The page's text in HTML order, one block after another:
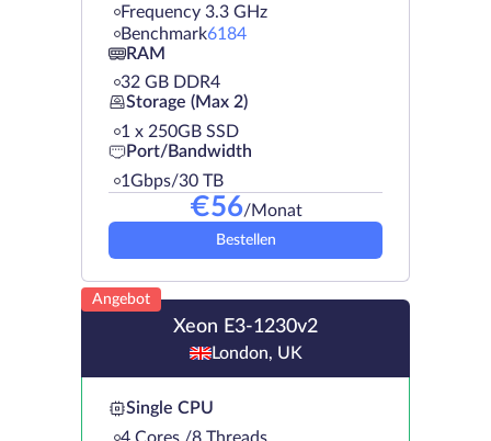
Frequency 3.3 GHz
Benchmark6184
RAM
32 GB DDR4
Storage (Max 2)
1 х 250GB SSD
Port/Bandwidth
1Gbps/30 TB
€56/Monat
Bestellen
Angebot
Xeon E3-1230v2
London, UK
Single CPU